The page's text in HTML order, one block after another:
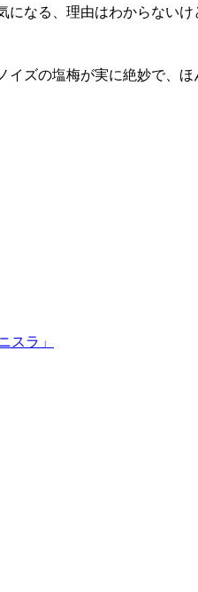
なる、理由はわからない
ズの塩梅が実に絶妙で、
スラ」